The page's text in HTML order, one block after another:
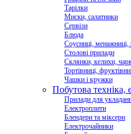
Тарілки
Миски, салатники
Сервізи
Блюда
Соусниці, менажниці,
Столові прилади
Склянки, келихи,
Тортівниці,
Чашки і кружки
Побутова техніка,
Прилади для
Електроплити
Блендери та міксери
Електрочайники